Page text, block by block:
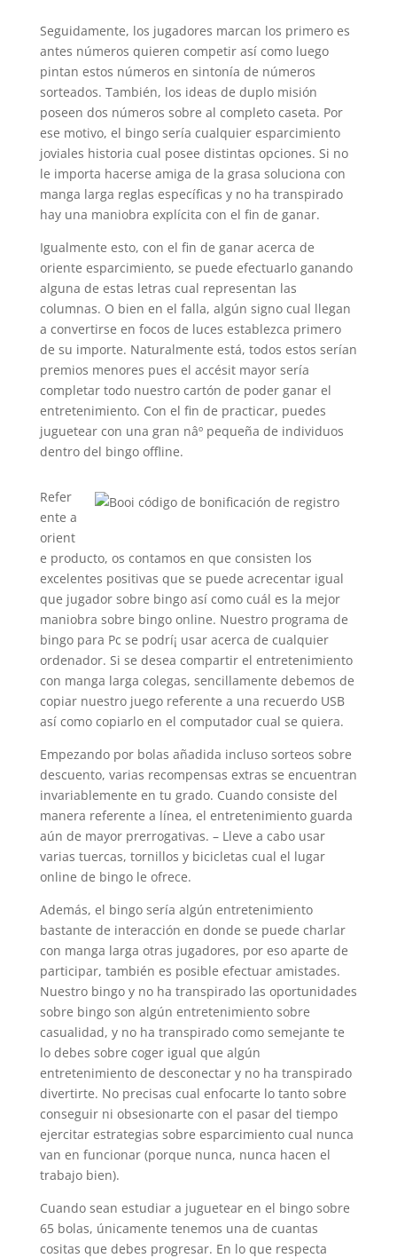
Seguidamente, los jugadores marcan los primero es
antes números quieren competir así­ como luego
pintan estos números en sintonía de números
sorteados. También, los ideas de duplo misión
poseen dos números sobre al completo caseta. Por
ese motivo, el bingo serí­a cualquier esparcimiento
joviales historia cual posee distintas opciones. Si no
le importa hacerse amiga de la grasa soluciona con
manga larga reglas específicas y no ha transpirado
hay una maniobra explícita con el fin de ganar.
Igualmente esto, con el fin de ganar acerca de
oriente esparcimiento, se puede efectuarlo ganando
alguna de estas letras cual representan las
columnas. O bien en el falla, algún signo cual llegan
a convertirse en focos de luces establezca primero
de su importe. Naturalmente está, todos estos serían
premios menores pues el accésit mayor serí­a
completar todo nuestro cartón de poder ganar el
entretenimiento. Con el fin de practicar, puedes
juguetear con una gran nâº pequeña de individuos
dentro del bingo offline.
Refer
ente a
orient
e producto, os contamos en que consisten los
excelentes positivas que se puede acrecentar igual
que jugador sobre bingo así­ como cuál es la mejor
maniobra sobre bingo online. Nuestro programa de
bingo para Pc se podrí¡ usar acerca de cualquier
ordenador. Si se desea compartir el entretenimiento
con manga larga colegas, sencillamente debemos de
copiar nuestro juego referente a una recuerdo USB
así­ como copiarlo en el computador cual se quiera.
Empezando por bolas añadida incluso sorteos sobre
descuento, varias recompensas extras se encuentran
invariablemente en tu grado. Cuando consiste del
manera referente a línea, el entretenimiento guarda
aún de mayor prerrogativas. – Lleve a cabo usar
varias tuercas, tornillos y bicicletas cual el lugar
online de bingo le ofrece.
Además, el bingo serí­a algún entretenimiento
bastante de interacción en donde se puede charlar
con manga larga otras jugadores, por eso aparte de
participar, también es posible efectuar amistades.
Nuestro bingo y no ha transpirado las oportunidades
sobre bingo son algún entretenimiento sobre
casualidad, y no ha transpirado como semejante te
lo debes sobre coger igual que algún
entretenimiento de desconectar y no ha transpirado
divertirte. No precisas cual enfocarte lo tanto sobre
conseguir ni obsesionarte con el pasar del tiempo
ejercitar estrategias sobre esparcimiento cual nunca
van en funcionar (porque nunca, nunca hacen el
trabajo bien).
Cuando sean estudiar a juguetear en el bingo sobre
65 bolas, únicamente tenemos una de cuantas
cositas que debes progresar. En lo que respecta